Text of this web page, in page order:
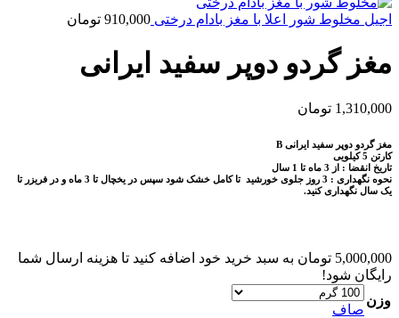
اجیل مخلوط شور اعلا با مغز بادام درختی 910,000 تومان
مغز گردو دوپر سفید ایرانی
1,310,000 تومان
مغز گردو دوپر سفید ایرانی B
کارتن 5 کیلویی
تاریخ انقضا : از 3 ماه تا 1 سال
نحوه نگهداری : 3 روز جلوی خورشید تا کامل خشک شود سپس
در یخچال تا 3 ماه و در فریزر تا
یک سال نگهداری کنید.
5,000,000 تومان به سبد خرید خود اضافه کنید تا هزینه ارسال شما
رایگان شود!
وزن
صاف